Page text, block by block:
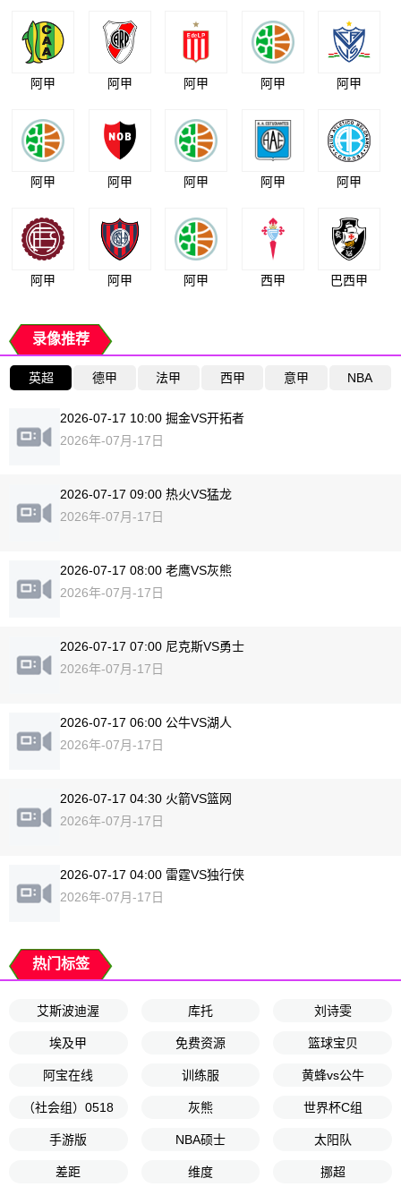
阿甲 阿甲 阿甲 阿甲 阿甲
阿甲 阿甲 阿甲 阿甲 阿甲
阿甲 阿甲 阿甲 西甲 巴西甲
录像推荐
英超 德甲 法甲 西甲 意甲 NBA
2026-07-17 10:00 掘金VS开拓者
2026年-07月-17日
2026-07-17 09:00 热火VS猛龙
2026年-07月-17日
2026-07-17 08:00 老鹰VS灰熊
2026年-07月-17日
2026-07-17 07:00 尼克斯VS勇士
2026年-07月-17日
2026-07-17 06:00 公牛VS湖人
2026年-07月-17日
2026-07-17 04:30 火箭VS篮网
2026年-07月-17日
2026-07-17 04:00 雷霆VS独行侠
2026年-07月-17日
热门标签
艾斯波迪渥 库托 刘诗雯
埃及甲 免费资源 篮球宝贝
阿宝在线 训练服 黄蜂vs公牛
（社会组）0518 灰熊 世界杯C组
手游版 NBA硕士 太阳队
差距 维度 挪超